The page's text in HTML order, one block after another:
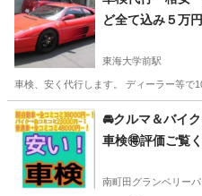
ど全て込み５万
東海大学前駅
車検、安く代行します。 ディーラー等で
神奈川 秦野市 東海大学前駅
🚘クルマ＆バイ
車検🉐評価ご覧
2〜5時間で戻し
🚘とにかく明朗
南町田グランベリー